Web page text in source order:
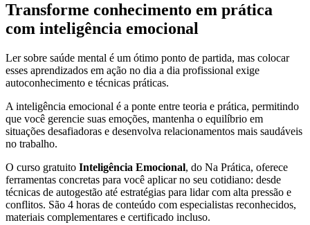
Transforme conhecimento em prática
com inteligência emocional
Ler sobre saúde mental é um ótimo ponto de partida, mas colocar
esses aprendizados em ação no dia a dia profissional exige
autoconhecimento e técnicas práticas.
A inteligência emocional é a ponte entre teoria e prática, permitindo
que você gerencie suas emoções, mantenha o equilíbrio em
situações desafiadoras e desenvolva relacionamentos mais saudáveis
no trabalho.
O curso gratuito Inteligência Emocional, do Na Prática, oferece
ferramentas concretas para você aplicar no seu cotidiano: desde
técnicas de autogestão até estratégias para lidar com alta pressão e
conflitos. São 4 horas de conteúdo com especialistas reconhecidos,
materiais complementares e certificado incluso.